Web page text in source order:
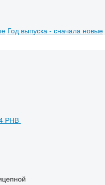
Год выпуска - сначала новые